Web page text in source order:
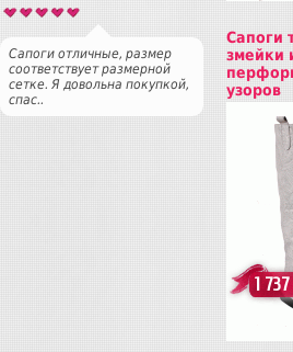
Сапоги отличные, размер
соответствует размерной
сетке. Я довольна покупкой,
спас..
Сапоги
змейки
узоров
1